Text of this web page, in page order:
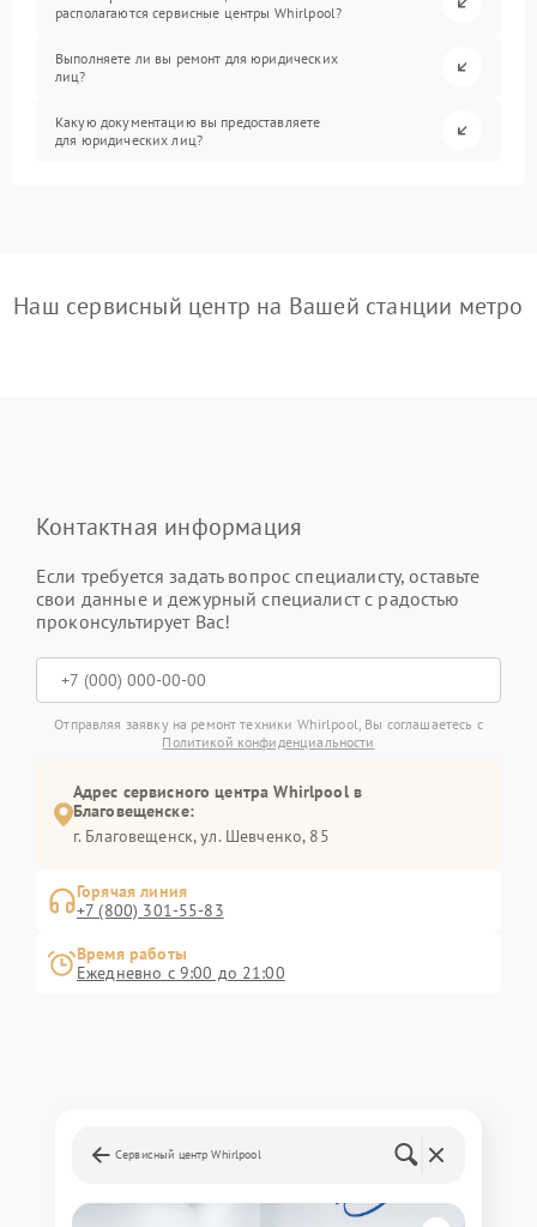
располагаются сервисные центры Whirlpool?
Выполняете ли вы ремонт для юридических
лиц?
Какую документацию вы предоставляете
для юридических лиц?
Наш сервисный центр на Вашей станции метро
Контактная информация
Если требуется задать вопрос специалисту, оставьте
свои данные и дежурный специалист с радостью
проконсультирует Вас!
Отправляя заявку на ремонт техники Whirlpool, Вы соглашаетесь с
Политикой конфиденциальности
Адрес сервисного центра Whirlpool в
Благовещенске:
г. Благовещенск, ул. Шевченко, 85
Горячая линия
+7 (800) 301-55-83
Время работы
Ежедневно с 9:00 до 21:00
Сервисный центр Whirlpool